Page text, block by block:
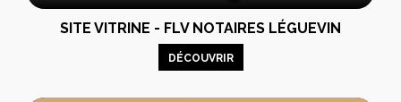
SITE VITRINE - FLV NOTAIRES LÉGUEVIN
DÉCOUVRIR